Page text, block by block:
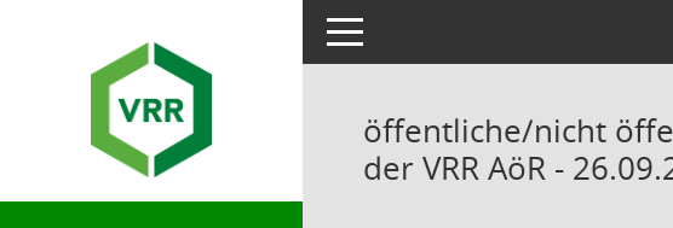
Toggle navigation
öffentliche/nicht
der VRR AöR -